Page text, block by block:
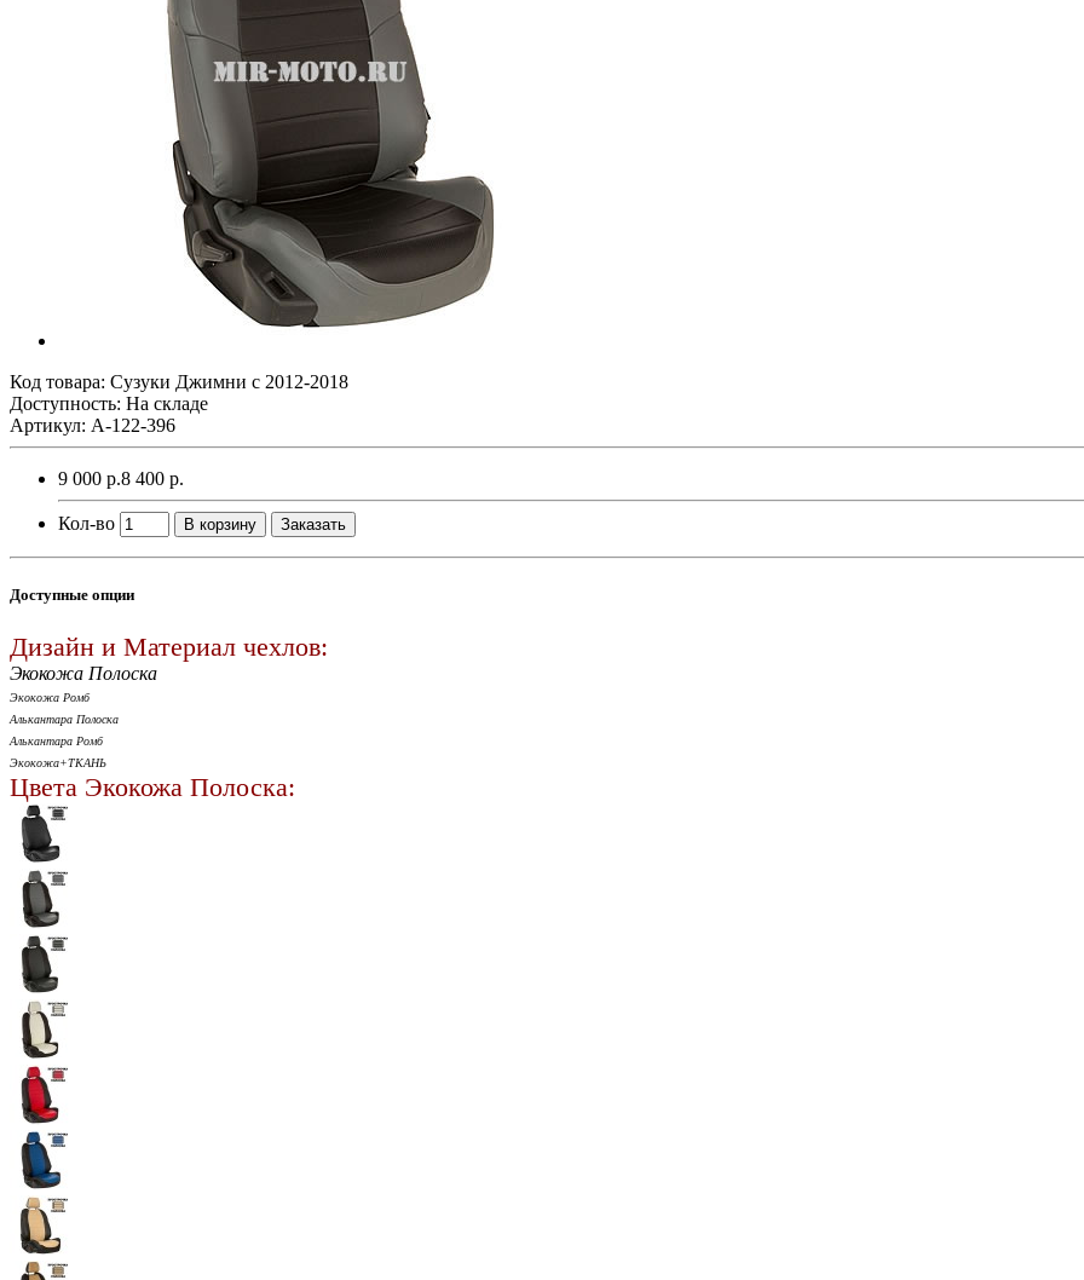
Код товара: Сузуки Джимни с 2012-2018
Доступность: На складе
Артикул: A-122-396
9 000 р.8 400 р.
Кол-во В корзину Заказать
Доступные опции
Дизайн и Материал чехлов:
Экокожа Полоска
Экокожа Ромб
Алькантара Полоска
Алькантара Ромб
Экокожа+ТКАНЬ
Цвета Экокожа Полоска: